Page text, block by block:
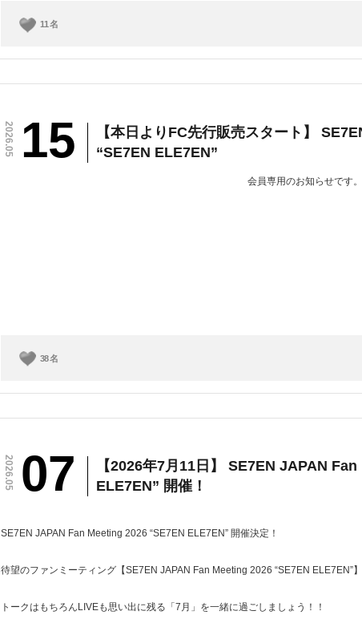
11 名
2026.05 15
【本日よりFC先行販売スタート】
“SE7EN ELE7EN”
会員専用のお知らせです。
38名
2026.05 07
【2026年7月11日】 SE7EN JAPAN
ELE7EN” 開催！
SE7EN JAPAN Fan Meeting 2026 “SE7EN ELE7EN” 開催決定！
待望のファンミーティング【SE7EN JAPAN Fan Meeting 2026 “SE7EN ELE7EN”
トークはもちろんLIVEも思い出に残る「7月」を一緒に過ごしましょう！！